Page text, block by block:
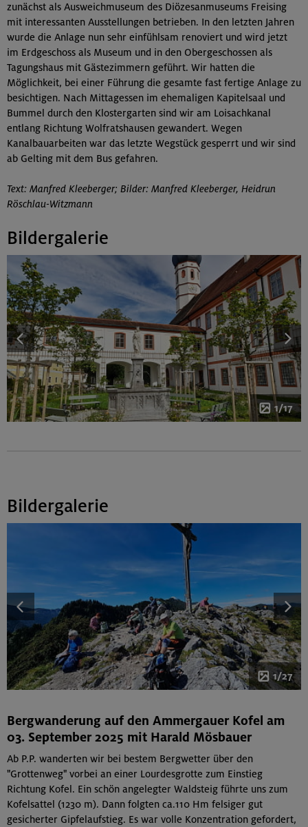
zunächst als Ausweichmuseum des Diözesanmuseums Freising
mit interessanten Ausstellungen betrieben. In den letzten Jahren
wurde die Anlage nun sehr einfühlsam renoviert und wird jetzt
im Erdgeschoss als Museum und in den Obergeschossen als
Tagungshaus mit Gästezimmern geführt. Wir hatten die
Möglichkeit, bei einer Führung die gesamte fast fertige Anlage zu
besichtigen. Nach Mittagessen im ehemaligen Kapitelsaal und
Bummel durch den Klostergarten sind wir am Loisachkanal
entlang Richtung Wolfratshausen gewandert. Wegen
Kanalbauarbeiten war das letzte Wegstück gesperrt und wir sind
ab Gelting mit dem Bus gefahren.
Text: Manfred Kleeberger; Bilder: Manfred Kleeberger, Heidrun
Röschlau-Witzmann
Bildergalerie
1/17
Bildergalerie
1/27
Bergwanderung auf den Ammergauer Kofel am
03. September 2025 mit Harald Mösbauer
Ab P.P. wanderten wir bei bestem Bergwetter über den
"Grottenweg" vorbei an einer Lourdesgrotte zum Einstieg
Richtung Kofel. Ein schön angelegter Waldsteig führte uns zum
Kofelsattel (1230 m). Dann folgten ca.110 Hm felsiger gut
gesicherter Gipfelaufstieg. Es war volle Konzentration gefordert,